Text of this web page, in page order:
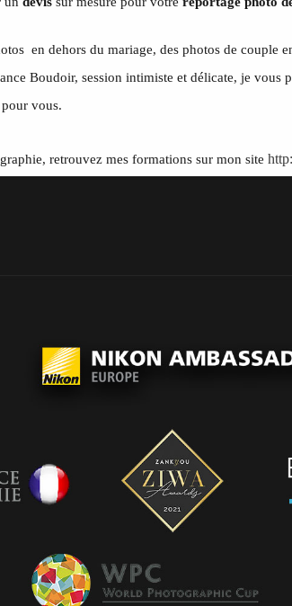
STUDIO
en dehors du mariage, des photos de
Boudoir, session intimiste et délicate, je vous
vous.
retrouvez mes formations sur mon site